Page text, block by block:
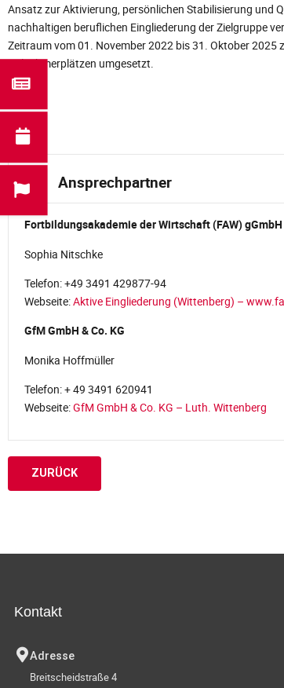
Ansatz zur Aktivierung, persönlichen Stabilisierung und
nachhaltigen beruflichen Eingliederung der Zielgruppe
Zeitraum vom 01. November 2022 bis 31. Oktober 2025
Teilnehmerplätzen umgesetzt.
Ansprechpartner
Fortbildungsakademie der Wirtschaft (FAW) gGmbH
Sophia Nitschke
Telefon: +49 3491 429877-94
Webseite:Aktive Eingliederung (Wittenberg) –
GfM GmbH & Co. KG
Monika Hoffmüller
Telefon: + 49 3491 620941
Webseite:GfM GmbH & Co. KG – Luth. Wittenberg
ZURÜCK
Kontakt
Adresse
Breitscheidstraße 4